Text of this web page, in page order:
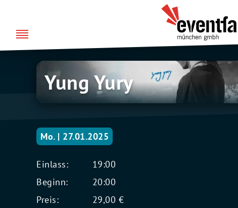
springen
Yung
Yury
Yung Yury
Mo. | 27.01.2025
Einlass:
19:00
Beginn:
20:00
Preis:
29,00 €